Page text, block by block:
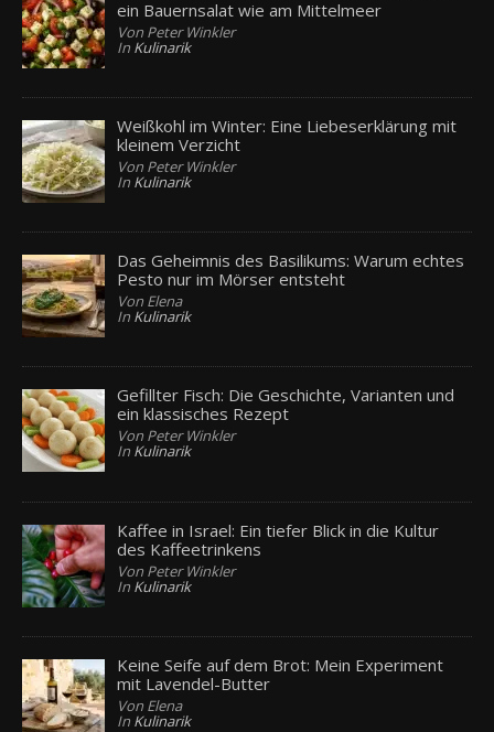
ein Bauernsalat wie am Mittelmeer
Von Peter Winkler
In Kulinarik
Weißkohl im Winter: Eine Liebeserklärung mit
kleinem Verzicht
Von Peter Winkler
In Kulinarik
Das Geheimnis des Basilikums: Warum echtes
Pesto nur im Mörser entsteht
Von Elena
In Kulinarik
Gefillter Fisch: Die Geschichte, Varianten und
ein klassisches Rezept
Von Peter Winkler
In Kulinarik
Kaffee in Israel: Ein tiefer Blick in die Kultur
des Kaffeetrinkens
Von Peter Winkler
In Kulinarik
Keine Seife auf dem Brot: Mein Experiment
mit Lavendel-Butter
Von Elena
In Kulinarik